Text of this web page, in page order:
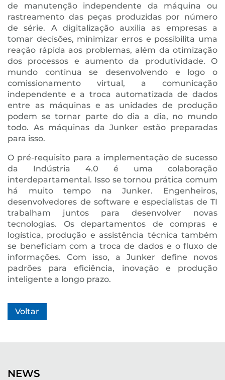
de manutenção independente da máquina ou
rastreamento das peças produzidas por número
de série. A digitalização auxilia as empresas a
tomar decisões, minimizar erros e possibilita uma
reação rápida aos problemas, além da otimização
dos processos e aumento da produtividade. O
mundo continua se desenvolvendo e logo o
comissionamento virtual, a comunicação
independente e a troca automatizada de dados
entre as máquinas e as unidades de produção
podem se tornar parte do dia a dia, no mundo
todo. As máquinas da Junker estão preparadas
para isso.
O pré-requisito para a implementação de sucesso
da Indústria 4.0 é uma colaboração
interdepartamental. Isso se tornou prática comum
há muito tempo na Junker. Engenheiros,
desenvolvedores de software e especialistas de TI
trabalham juntos para desenvolver novas
tecnologias. Os departamentos de compras e
logística, produção e assistência técnica também
se beneficiam com a troca de dados e o fluxo de
informações. Com isso, a Junker define novos
padrões para eficiência, inovação e produção
inteligente a longo prazo.
Voltar
NEWS